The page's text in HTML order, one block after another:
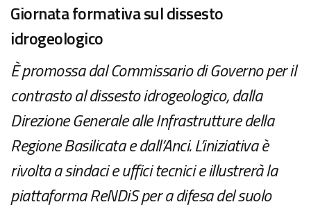
Giornata formativa sul dissesto
idrogeologico
È promossa dal Commissario di Governo per il
contrasto al dissesto idrogeologico, dalla
Direzione Generale alle Infrastrutture della
Regione Basilicata e dall’Anci. L’iniziativa è
rivolta a sindaci e uffici tecnici e illustrerà la
piattaforma ReNDiS per a difesa del suolo